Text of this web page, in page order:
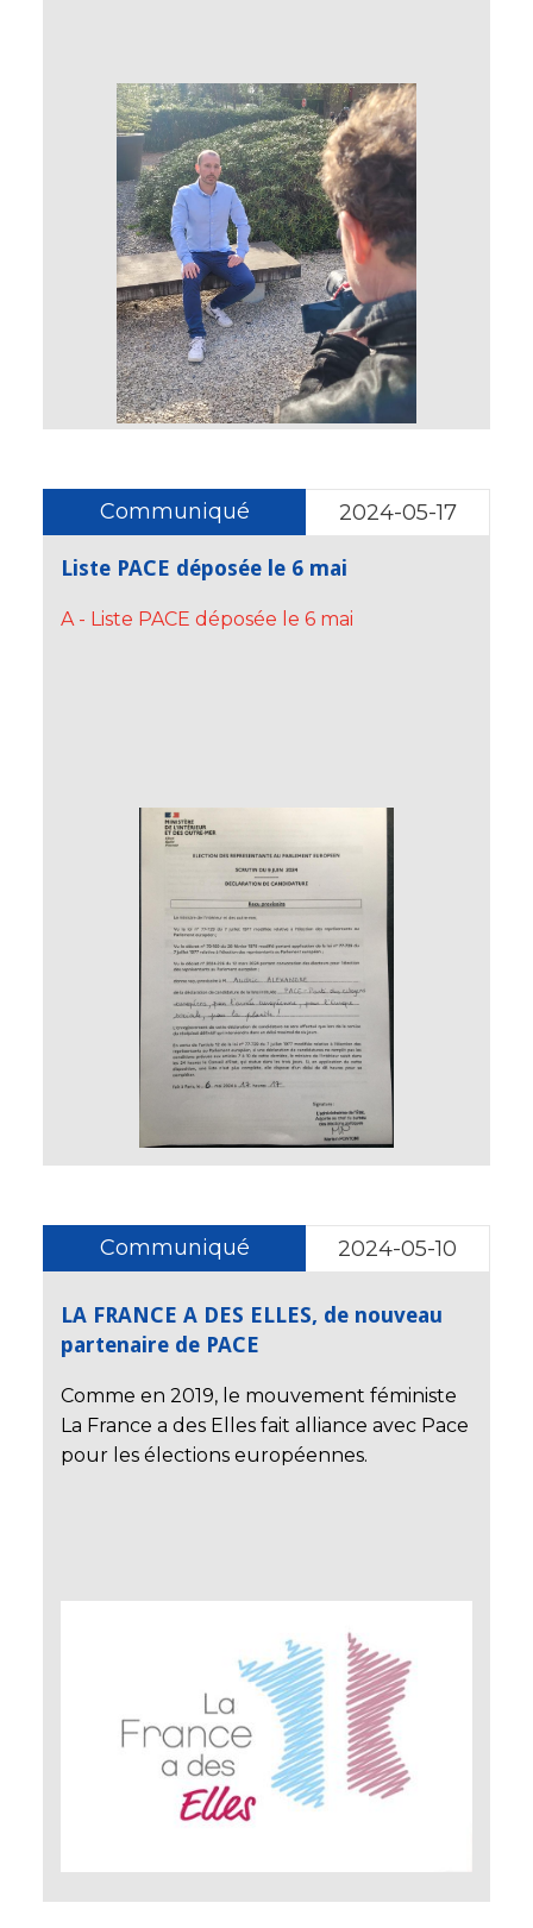
Communiqué 2024-05-17
Liste PACE déposée le 6 mai
A - Liste PACE déposée le 6 mai
Communiqué 2024-05-10
LA FRANCE A DES ELLES, de nouveau
partenaire de PACE
Comme en 2019, le mouvement féministe
La France a des Elles fait alliance avec Pace
pour les élections européennes.